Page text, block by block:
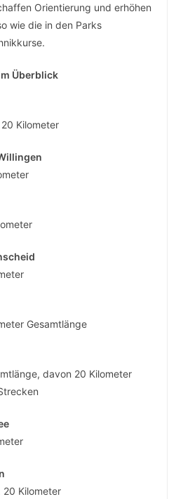
Orientierung und erhöhen
wie die in den Parks
Überblick
Kilometer
Gesamtlänge
davon 20 Kilometer
20 Kilometer